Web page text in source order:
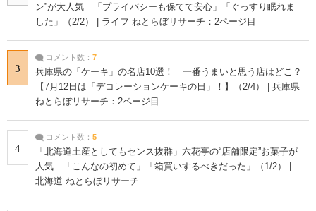
ン”が大人気 「プライバシーも保てて安心」「ぐっすり眠れま
した」（2/2） | ライフ ねとらぼリサーチ：2ページ目
3
コメント数： 7
兵庫県の「ケーキ」の名店10選！ 一番うまいと思う店はどこ？
【7月12日は「デコレーションケーキの日」！】（2/4） | 兵庫県
ねとらぼリサーチ：2ページ目
4
コメント数： 5
「北海道土産としてもセンス抜群」六花亭の“店舗限定”お菓子が
人気 「こんなの初めて」「箱買いするべきだった」（1/2） |
北海道 ねとらぼリサーチ